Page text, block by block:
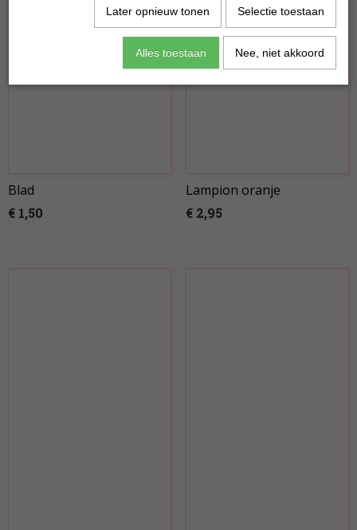
Blad
€ 1,50
Lampion oranje
€ 2,95
Later opnieuw tonen Selectie toestaan
Alles toestaan Nee, niet akkoord